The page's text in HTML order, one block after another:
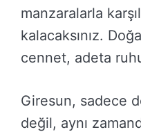
manzaralarla
kalacaksınız.
cennet, adeta
Giresun, sadece
değil, aynı